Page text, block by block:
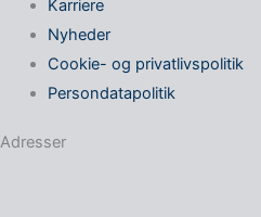
Karriere
Nyheder
Cookie- og privatlivspolitik
Persondatapolitik
Adresser